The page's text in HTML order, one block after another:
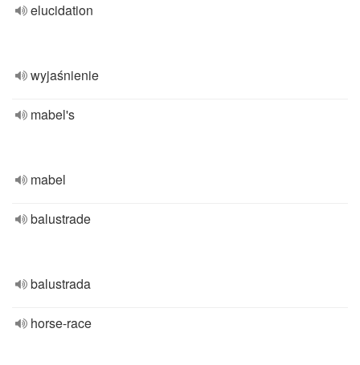
elucidation
wyjaśnienie
mabel's
mabel
balustrade
balustrada
horse-race